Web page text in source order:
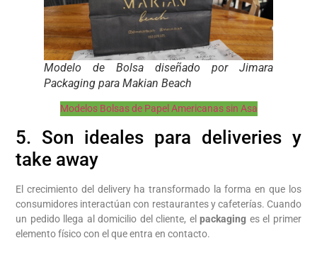
Modelo de Bolsa diseñado por Jimara
Packaging para Makian Beach
Modelos Bolsas de Papel Americanas sin Asa
5. Son ideales para deliveries y
take away
El crecimiento del delivery ha transformado la forma en que los
consumidores interactúan con restaurantes y cafeterías. Cuando
un pedido llega al domicilio del cliente, elpackaging es el primer
elemento físico con el que entra en contacto.